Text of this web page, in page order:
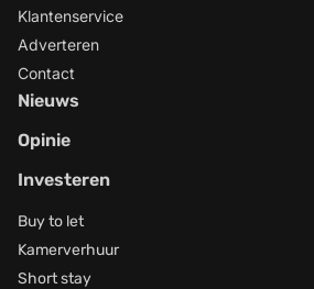
Klantenservice
Adverteren
Contact
Nieuws
Opinie
Investeren
Buy to let
Kamerverhuur
Short stay